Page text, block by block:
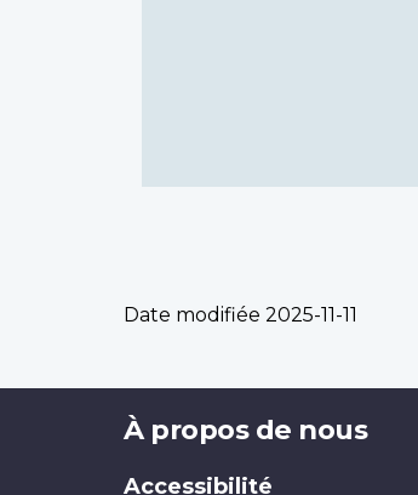
Date modifiée 2025-11-11
Brand
À propos de nous
Accessibilité